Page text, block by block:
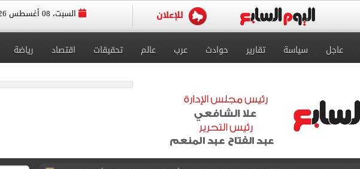
السبت، 08 أغسطس 2026
عاجل سياسة تقارير حوادث عرب عالم تحقيقات اقتصاد رياضة
القاضي المزيف: اشتريت بدلتين من سوق الجمعة واستأجرت بودي جارد عشان أتقن الشخصية